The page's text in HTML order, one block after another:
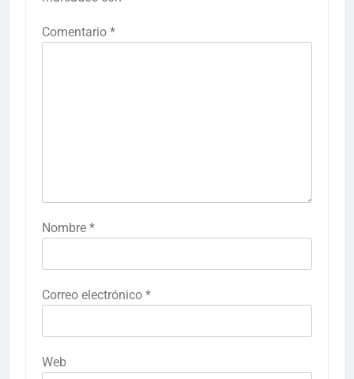
Comentario *
Nombre *
Correo electrónico *
Web